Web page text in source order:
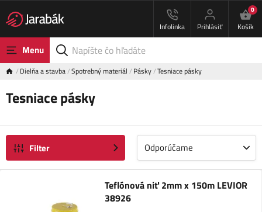
Infolinka Prihlásiť
0
Košík
Menu
Dielňa a stavba Spotrebný materiál Pásky Tesniace pásky
Tesniace pásky
Filter Odporúčame
Teflónová niť 2mm x 150m LEVIOR
38926